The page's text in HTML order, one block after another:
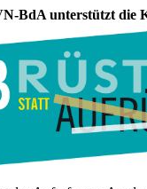
BdA unterstützt die